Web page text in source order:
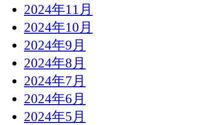
2024年11月
2024年10月
2024年9月
2024年8月
2024年7月
2024年6月
2024年5月